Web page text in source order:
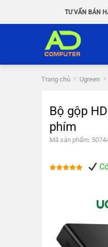
TƯ VẤN BÁN
Trang chủ Ugreen
Bộ gộp
phím
Mã sản phẩm: